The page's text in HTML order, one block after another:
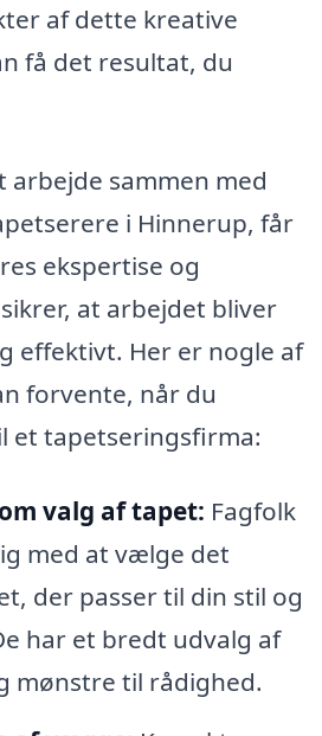
af dette kreative
få det resultat, du
sammen med
i Hinnerup, får
ekspertise og
at arbejdet bliver
effektivt. Her er nogle af
forvente, når du
et tapetseringsfirma:
valg af tapet: Fagfolk
med at vælge det
der passer til din stil og
har et bredt udvalg af
mønstre til rådighed.